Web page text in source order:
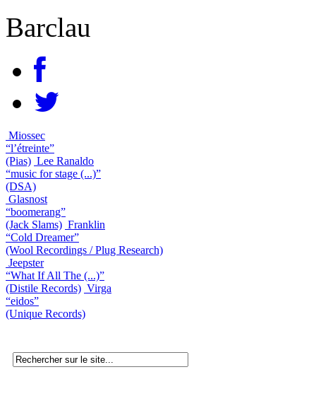
Barclau
Miossec
“l’étreinte”
(Pias) Lee Ranaldo
“music for stage (...)”
(DSA)
Glasnost
“boomerang”
(Jack Slams) Franklin
“Cold Dreamer”
(Wool Recordings / Plug Research)
Jeepster
“What If All The (...)”
(Distile Records) Virga
“eidos”
(Unique Records)